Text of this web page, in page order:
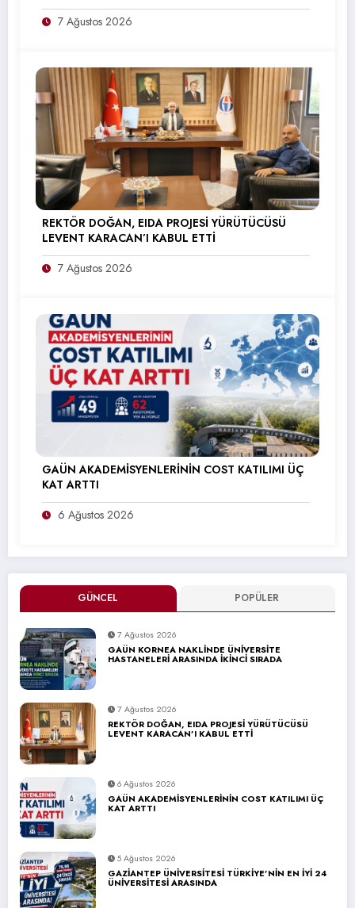
GÜNCEL POPÜLER
7 Ağustos 2026
GAÜN KORNEA NAKLİNDE ÜNİVERSİTE
HASTANELERİ ARASINDA İKİNCİ SIRADA
7 Ağustos 2026
REKTÖR DOĞAN, EIDA PROJESİ YÜRÜTÜCÜSÜ
LEVENT KARACAN’I KABUL ETTİ
6 Ağustos 2026
GAÜN AKADEMİSYENLERİNİN COST KATILIMI ÜÇ
KAT ARTTI
5 Ağustos 2026
GAZİANTEP ÜNİVERSİTESİ TÜRKİYE’NİN EN İYİ 24
ÜNİVERSİTESİ ARASINDA
7 Ağustos 2026
REKTÖR DOĞAN, EIDA PROJESİ YÜRÜTÜCÜSÜ
LEVENT KARACAN’I KABUL ETTİ
7 Ağustos 2026
GAÜN AKADEMİSYENLERİNİN COST KATILIMI ÜÇ
KAT ARTTI
6 Ağustos 2026